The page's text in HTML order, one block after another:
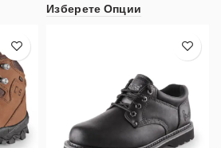
Изберете Опции